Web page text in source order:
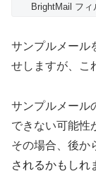
BrightMail フ
サンプルメール
せしますが、こ
サンプルメール
できない可能性
その場合、後か
されるかもしれ